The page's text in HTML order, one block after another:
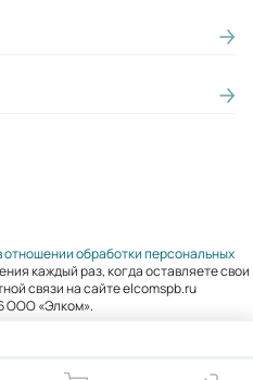
патрубка
обсадной
отношении обработки персональных
каждый раз, когда оставляете свои
связи на сайте elcomspb.ru
ООО «Элком».